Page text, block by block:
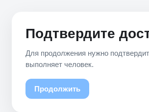
Подтвердите
Для продолжения нужно
выполняет человек.
Продолжить